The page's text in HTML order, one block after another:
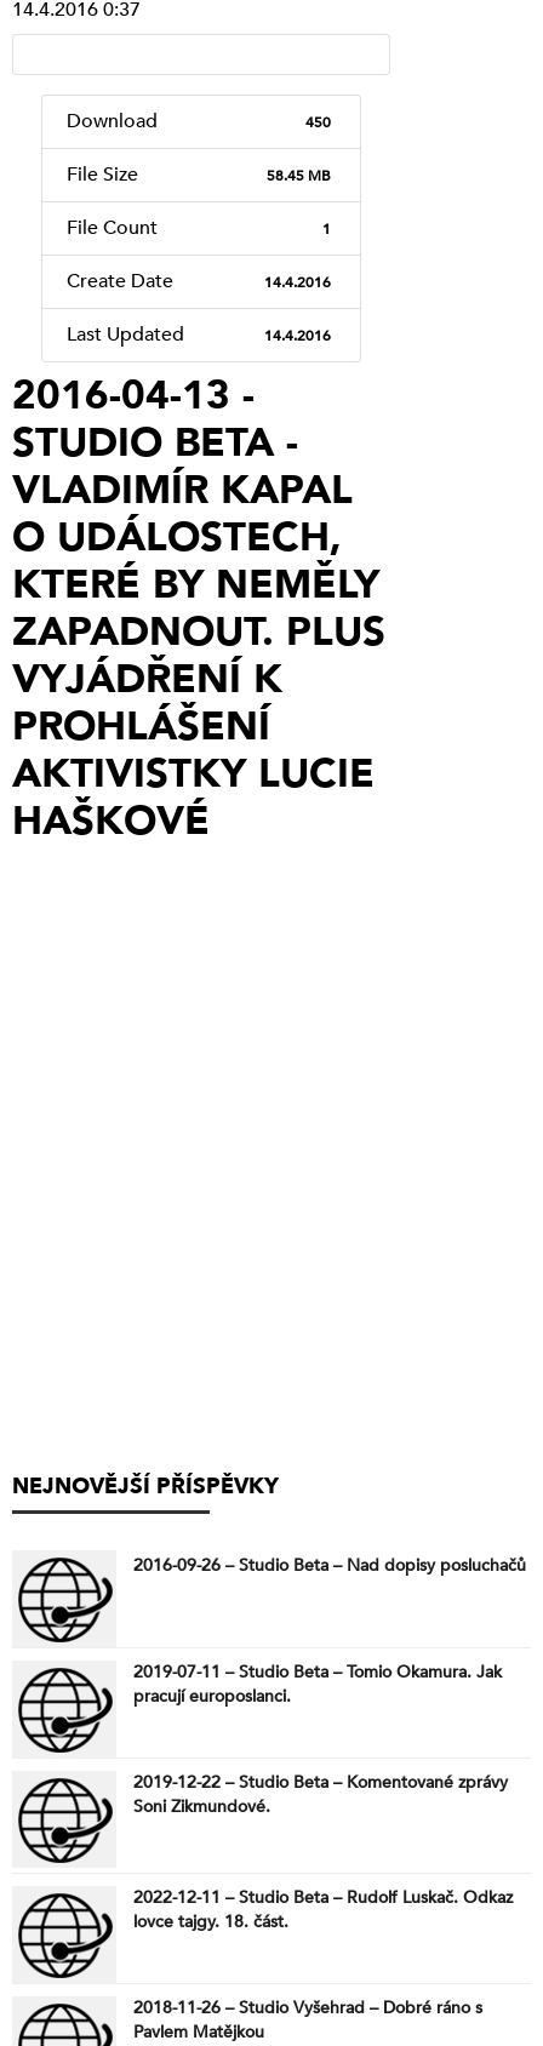
14.4.2016 0:37
Download 450
File Size 58.45 MB
File Count 1
Create Date 14.4.2016
Last Updated 14.4.2016
2016-04-13 -
STUDIO BETA -
VLADIMÍR KAPAL
O UDÁLOSTECH,
KTERÉ BY NEMĚLY
ZAPADNOUT. PLUS
VYJÁDŘENÍ K
PROHLÁŠENÍ
AKTIVISTKY LUCIE
HAŠKOVÉ
NEJNOVĚJŠÍ PŘÍSPĚVKY
2016-09-26 – Studio Beta – Nad dopisy posluchačů
2019-07-11 – Studio Beta – Tomio Okamura. Jak
pracují europoslanci.
2019-12-22 – Studio Beta – Komentované zprávy
Soni Zikmundové.
2022-12-11 – Studio Beta – Rudolf Luskač. Odkaz
lovce tajgy. 18. část.
2018-11-26 – Studio Vyšehrad – Dobré ráno s
Pavlem Matějkou